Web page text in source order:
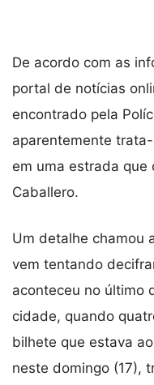
De acordo com as
portal de notícias
encontrado pela
aparentemente
em uma estrada
Caballero.
Um detalhe chamou
vem tentando
aconteceu no último
cidade, quando
bilhete que estava
neste domingo (17),